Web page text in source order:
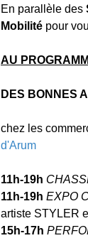
En parallèle des
Mobilité pour
AU
DES BONNES
chez les
d'Arum
11h-19h
11h-19h EXPO
artiste STYLER
15h-17h